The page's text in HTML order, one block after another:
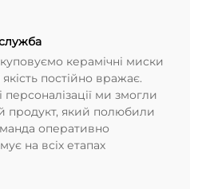
керамічні миски
постійно вражає.
ми змогли
продукт, який полюбили
оперативно
на всіх етапах